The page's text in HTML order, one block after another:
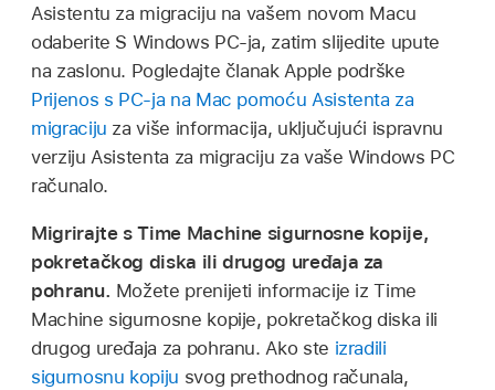
Asistentu za migraciju na vašem novom Macu
odaberite S Windows PC-ja, zatim slijedite upute
na zaslonu. Pogledajte članak Apple podrške
Prijenos s PC-ja na Mac pomoću Asistenta za
migraciju za više informacija, uključujući ispravnu
verziju Asistenta za migraciju za vaše Windows PC
računalo.
Migrirajte s Time Machine sigurnosne kopije,
pokretačkog diska ili drugog uređaja za
pohranu. Možete prenijeti informacije iz Time
Machine sigurnosne kopije, pokretačkog diska ili
drugog uređaja za pohranu. Ako ste izradili
sigurnosnu kopiju svog prethodnog računala,